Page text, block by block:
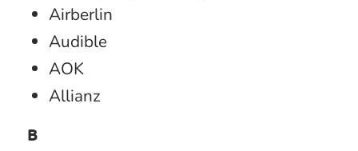
Airberlin
Audible
AOK
Allianz
B